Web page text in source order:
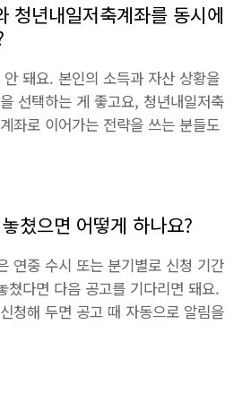
청년내일저축계좌를 동시에
돼요. 본인의 소득과 자산 상황을
선택하는 게 좋고요, 청년내일저축
좌로 이어가는 전략을 쓰는 분들도
쳤으면 어떻게 하나요?
연중 수시 또는 분기별로 신청 기간
쳤다면 다음 공고를 기다리면 돼요.
청해 두면 공고 때 자동으로 알림을